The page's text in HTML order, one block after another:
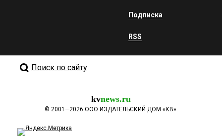
Подписка
RSS
Поиск по сайту
kvnews.ru
© 2001—2026 ООО ИЗДАТЕЛЬСКИЙ ДОМ «КВ».